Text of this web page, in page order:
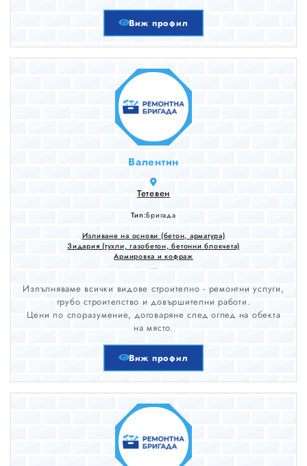
Виж профил
Валентин
Тетевен
Тип:Бригада
Изливане на основи (бетон, арматура)
Зидария (тухли, газобетон, бетонни блокчета)
Армировка и кофраж
...
Изпълняваме всички видове строително - ремонтни услуги,
грубо строителство и довършителни работи.
Цени по споразумение, договаряне след оглед на обекта
на място.
Виж профил